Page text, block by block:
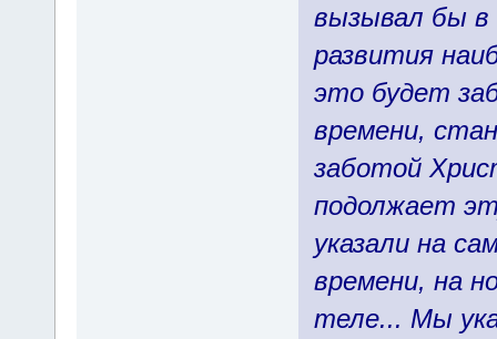
вызывал бы в
развития
это будет
времени,
заботой
подолжает
указали на
времени, на
теле... Мы